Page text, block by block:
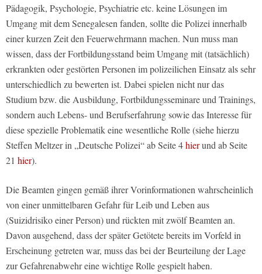
Pädagogik, Psychologie, Psychiatrie etc. keine Lösungen im
Umgang mit dem Senegalesen fanden, sollte die Polizei innerhalb
einer kurzen Zeit den Feuerwehrmann machen. Nun muss man
wissen, dass der Fortbildungsstand beim Umgang mit (tatsächlich)
erkrankten oder gestörten Personen im polizeilichen Einsatz als sehr
unterschiedlich zu bewerten ist. Dabei spielen nicht nur das
Studium bzw. die Ausbildung, Fortbildungsseminare und Trainings,
sondern auch Lebens- und Berufserfahrung sowie das Interesse für
diese spezielle Problematik eine wesentliche Rolle (siehe hierzu
Steffen Meltzer in „Deutsche Polizei“ ab Seite 4hierund ab Seite
21 hier).
Die Beamten gingen gemäß ihrer Vorinformationen wahrscheinlich
von einer unmittelbaren Gefahr für Leib und Leben aus
(Suizidrisiko einer Person) und rückten mit zwölf Beamten an.
Davon ausgehend, dass der später Getötete bereits im Vorfeld in
Erscheinung getreten war, muss das bei der Beurteilung der Lage
zur Gefahrenabwehr eine wichtige Rolle gespielt haben.